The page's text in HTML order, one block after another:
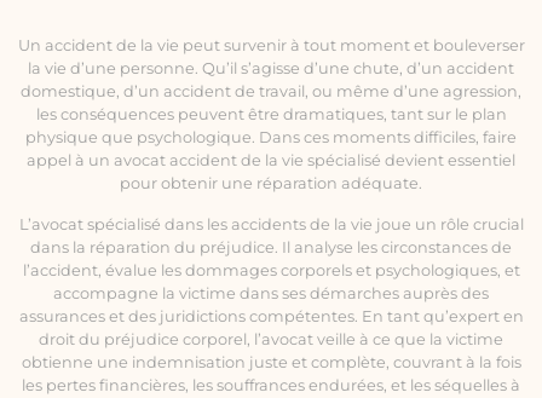
Un accident de la vie peut survenir à tout moment et bouleverser
la vie d’une personne. Qu’il s’agisse d’une chute, d’un accident
domestique, d’un accident de travail, ou même d’une agression,
les conséquences peuvent être dramatiques, tant sur le plan
physique que psychologique. Dans ces moments difficiles, faire
appel à un avocat accident de la vie spécialisé devient essentiel
pour obtenir une réparation adéquate.
L’avocat spécialisé dans les accidents de la vie joue un rôle crucial
dans la réparation du préjudice. Il analyse les circonstances de
l’accident, évalue les dommages corporels et psychologiques, et
accompagne la victime dans ses démarches auprès des
assurances et des juridictions compétentes. En tant qu’expert en
droit du préjudice corporel, l’avocat veille à ce que la victime
obtienne une indemnisation juste et complète, couvrant à la fois
les pertes financières, les souffrances endurées, et les séquelles à